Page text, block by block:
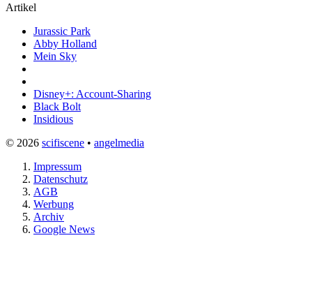
Artikel
Jurassic Park
Abby Holland
Mein Sky
Disney+: Account-Sharing
Black Bolt
Insidious
© 2026 scifiscene • angelmedia
Impressum
Datenschutz
AGB
Werbung
Archiv
Google News